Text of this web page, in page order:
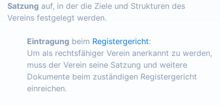
Satzung auf, in der die Ziele und Strukturen des
Vereins festgelegt werden.
Eintragung beim Registergericht:
Um als rechtsfähiger Verein anerkannt zu werden,
muss der Verein seine Satzung und weitere
Dokumente beim zuständigen Registergericht
einreichen.